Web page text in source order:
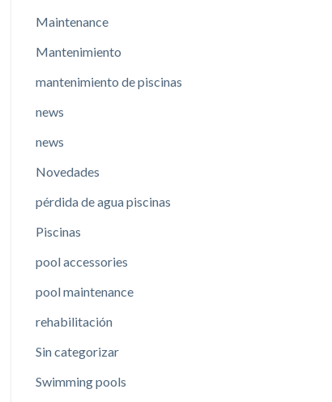
Maintenance
Mantenimiento
mantenimiento de piscinas
news
news
Novedades
pérdida de agua piscinas
Piscinas
pool accessories
pool maintenance
rehabilitación
Sin categorizar
Swimming pools